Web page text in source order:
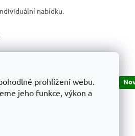
prohlížení webu.
jeho funkce, výkon a
nabídku.